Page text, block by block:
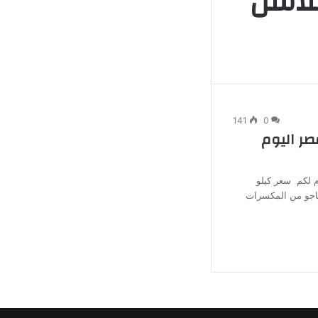
0
141
اليوم
لكم سعر كيلو
2026 يعتبر الكاجو من المكسرات